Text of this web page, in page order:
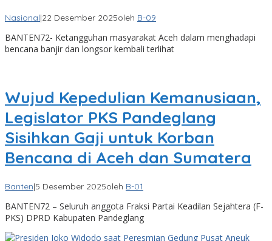
Nasional|22 Desember 2025oleh B-09
BANTEN72- Ketangguhan masyarakat Aceh dalam menghadapi
bencana banjir dan longsor kembali terlihat
Wujud Kepedulian Kemanusiaan,
Legislator PKS Pandeglang
Sisihkan Gaji untuk Korban
Bencana di Aceh dan Sumatera
Banten|5 Desember 2025oleh B-01
BANTEN72 – Seluruh anggota Fraksi Partai Keadilan Sejahtera (F-
PKS) DPRD Kabupaten Pandeglang